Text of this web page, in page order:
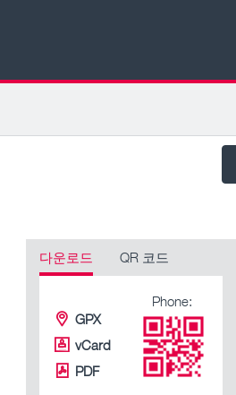
다운로드 QR 코드
GPX
vCard
PDF
Phone: